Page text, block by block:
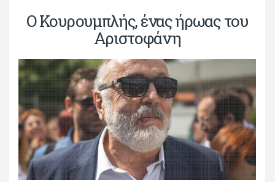
Ο Κουρουμπλής, ένας ήρωας του
Αριστοφάνη